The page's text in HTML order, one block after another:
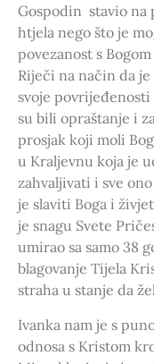
Gospodin stavio na
htjela nego što je
povezanost s
Riječi na način da
svoje
su bili opraštanje i
prosjak koji moli
u Kraljevnu koja je
zahvaljivati i sve
je slaviti Boga i
je snagu Svete
umirao sa samo 38
blagovanje Tijela
straha u stanje da
Ivanka nam je s
odnosa s Kristom